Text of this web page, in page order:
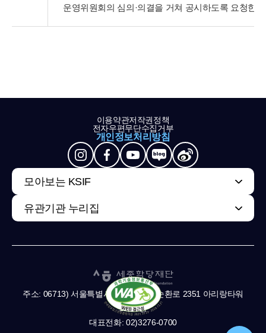
운영위원회의 심의·의결을 거쳐 공시하도록 요청한
이용약관저작권정책
전자우편무단수집거부
개인정보처리방침
모아보는 KSIF
유관기관 누리집
주소: 06713) 서울특별시 서초구 남부순환로 2351 아리랑타워
11,13층
대표전화: 02)3276-0700